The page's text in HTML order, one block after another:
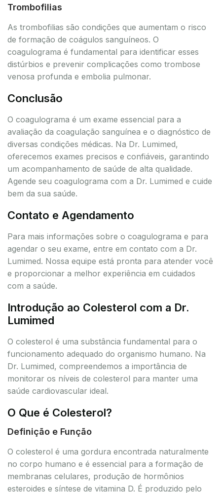
Trombofilias
As trombofilias são condições que aumentam o risco
de formação de coágulos sanguíneos. O
coagulograma é fundamental para identificar esses
distúrbios e prevenir complicações como trombose
venosa profunda e embolia pulmonar.
Conclusão
O coagulograma é um exame essencial para a
avaliação da coagulação sanguínea e o diagnóstico de
diversas condições médicas. Na Dr. Lumimed,
oferecemos exames precisos e confiáveis, garantindo
um acompanhamento de saúde de alta qualidade.
Agende seu coagulograma com a Dr. Lumimed e cuide
bem da sua saúde.
Contato e Agendamento
Para mais informações sobre o coagulograma e para
agendar o seu exame, entre em contato com a Dr.
Lumimed. Nossa equipe está pronta para atender você
e proporcionar a melhor experiência em cuidados
com a saúde.
Introdução ao Colesterol com a Dr.
Lumimed
O colesterol é uma substância fundamental para o
funcionamento adequado do organismo humano. Na
Dr. Lumimed, compreendemos a importância de
monitorar os níveis de colesterol para manter uma
saúde cardiovascular ideal.
O Que é Colesterol?
Definição e Função
O colesterol é uma gordura encontrada naturalmente
no corpo humano e é essencial para a formação de
membranas celulares, produção de hormônios
esteroides e síntese de vitamina D. É produzido pelo